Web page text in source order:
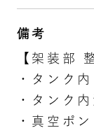
備考
【架装部
・タンク
・タンク
・真空ポ